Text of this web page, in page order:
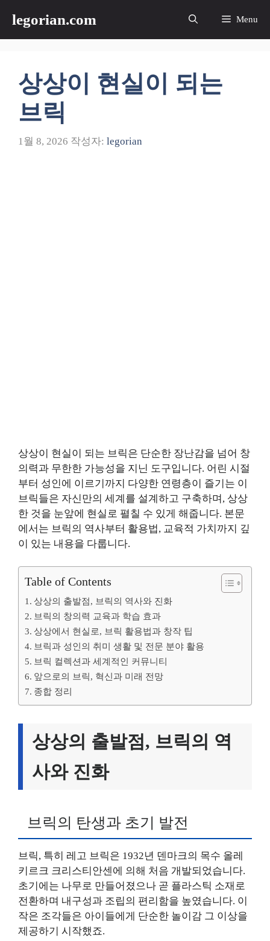
츠
legorian.com Menu
상상이 현실이 되는
브릭
1월 8, 2026 작성자: legorian
상상이 현실이 되는 브릭은 단순한 장난감을 넘어 창
의력과 무한한 가능성을 지닌 도구입니다. 어린 시절
부터 성인에 이르기까지 다양한 연령층이 즐기는 이
브릭들은 자신만의 세계를 설계하고 구축하며, 상상
한 것을 눈앞에 현실로 펼칠 수 있게 해줍니다. 본문
에서는 브릭의 역사부터 활용법, 교육적 가치까지 깊
이 있는 내용을 다룹니다.
Table of Contents
상상의 출발점, 브릭의 역사와 진화
브릭의 창의력 교육과 학습 효과
상상에서 현실로, 브릭 활용법과 창작 팁
브릭과 성인의 취미 생활 및 전문 분야 활용
브릭 컬렉션과 세계적인 커뮤니티
앞으로의 브릭, 혁신과 미래 전망
종합 정리
상상의 출발점, 브릭의 역
사와 진화
브릭의 탄생과 초기 발전
브릭, 특히 레고 브릭은 1932년 덴마크의 목수 올레
키르크 크리스티안센에 의해 처음 개발되었습니다.
초기에는 나무로 만들어졌으나 곧 플라스틱 소재로
전환하며 내구성과 조립의 편리함을 높였습니다. 이
작은 조각들은 아이들에게 단순한 놀이감 그 이상을
제공하기 시작했죠.